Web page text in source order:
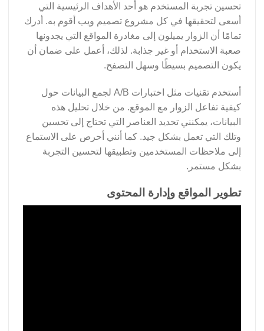
تحسين تجربة المستخدم هو أحد الأهداف الرئيسية التي
أسعى لتحقيقها في كل مشروع تصميم ويب أقوم به. أدرك
تمامًا أن الزوار يميلون إلى مغادرة المواقع التي يجدونها
صعبة الاستخدام أو غير جذابة. لذلك، أعمل على ضمان أن
يكون التصميم بسيطًا وسهل التصفح.
أستخدم تقنيات مثل اختبارات A/B لجمع البيانات حول
كيفية تفاعل الزوار مع الموقع. من خلال تحليل هذه
البيانات، يمكنني تحديد العناصر التي تحتاج إلى تحسين
وتلك التي تعمل بشكل جيد. كما أنني أحرص على الاستماع
إلى ملاحظات المستخدمين وتطبيقها لتحسين التجربة
بشكل مستمر.
تطوير المواقع وإدارة المحتوى